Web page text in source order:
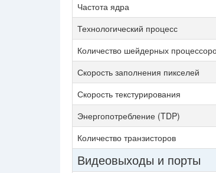
Частота ядра
Технологический процесс
Количество шейдерных
Скорость заполнения пикселей
Скорость текстурирования
Энергопотребление (TDP)
Количество транзисторов
Видеовыходы и порты